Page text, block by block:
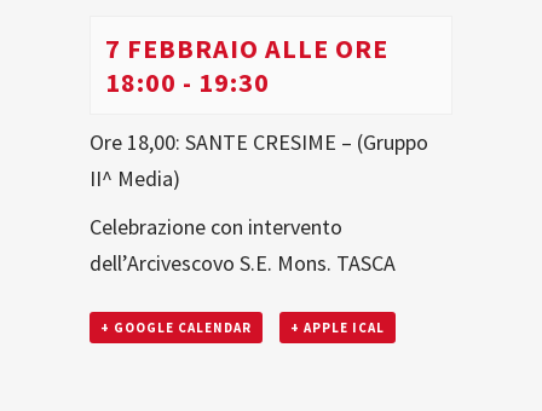
7 FEBBRAIO ALLE ORE
18:00 - 19:30
Ore 18,00: SANTE CRESIME – (Gruppo
II^ Media)
Celebrazione con intervento
dell’Arcivescovo S.E. Mons. TASCA
+ GOOGLE CALENDAR + APPLE ICAL